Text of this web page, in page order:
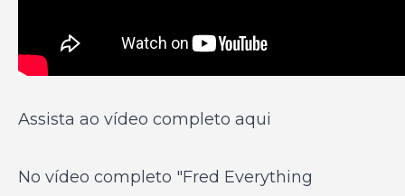
Assista ao vídeo completo aqui
No vídeo completo "Fred Everything